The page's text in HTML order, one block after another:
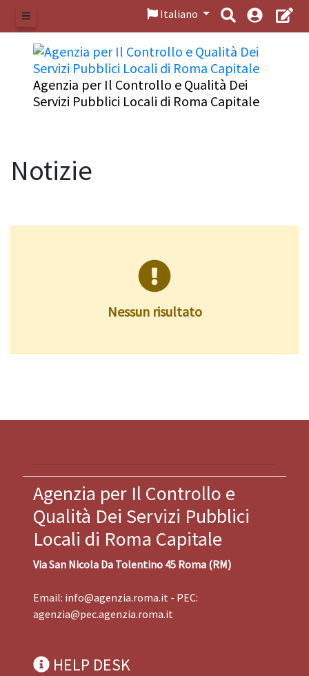
Menu
Italiano
Agenzia per Il Controllo e Qualità Dei
Servizi Pubblici Locali di Roma Capitale
Notizie
Nessun risultato
Agenzia per Il Controllo e
Qualità Dei Servizi Pubblici
Locali di Roma Capitale
Via San Nicola Da Tolentino 45 Roma (RM)
Email: info@agenzia.roma.it - PEC:
agenzia@pec.agenzia.roma.it
HELP DESK